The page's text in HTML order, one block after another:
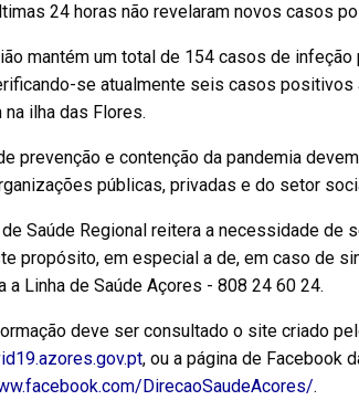
24 horas não revelaram novos casos
mantém um total de 154 casos de
se atualmente seis casos positivos
na ilha das Flores.
prevenção e contenção da pandemia
públicas, privadas e do setor
Saúde Regional reitera a necessidade de
propósito, em especial a de, em caso de
a Linha de Saúde Açores - 808 24 60 24.
deve ser consultado o site criado
, ou a página de Facebook
DirecaoSaudeAcores/.